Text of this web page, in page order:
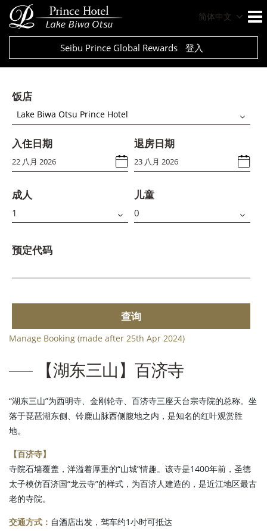
简体中文
Seibu Prince Global Rewards 登入
饭店
Lake Biwa Otsu Prince Hotel
入住日期 退房日期
成人 儿童
预定代码
查询
Manage Booking (made after 25th Apr 2024)
【湖东三山】百济寺
“湖东三山”为西明寺、金刚轮寺、百济寺三座天台宗寺院的总称。坐
落于琵琶湖东侧、铃鹿山脉西侧腹地之内，是知名的红叶观赏胜
地。
【百济寺】
寺院石墙覆盖，洋溢着厚重的“山城”情趣。该寺是1400年前，圣德
太子模仿百济国“龙云寺”的样式，为百济人建造的，是近江地区最古
老的寺院。
交通方式： 自酒店出发，驾车约1小时可抵达